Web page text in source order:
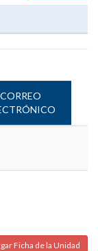
CORREO
Ficha de la Unidad